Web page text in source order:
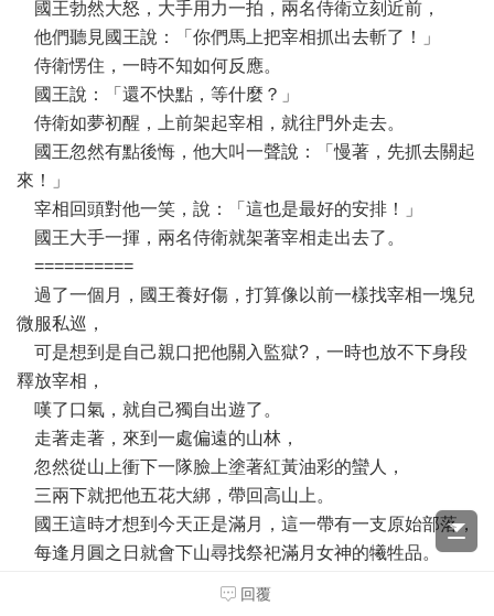
國王勃然大怒，大手用力一拍，兩名侍衛立刻近前，
他們聽見國王說：「你們馬上把宰相抓出去斬了！」
侍衛愣住，一時不知如何反應。
國王說：「還不快點，等什麼？」
侍衛如夢初醒，上前架起宰相，就往門外走去。
國王忽然有點後悔，他大叫一聲說：「慢著，先抓去關起
來！」
宰相回頭對他一笑，說：「這也是最好的安排！」
國王大手一揮，兩名侍衛就架著宰相走出去了。
==========
過了一個月，國王養好傷，打算像以前一樣找宰相一塊兒
微服私巡，
可是想到是自己親口把他關入監獄?，一時也放不下身段
釋放宰相，
嘆了口氣，就自己獨自出遊了。
走著走著，來到一處偏遠的山林，
忽然從山上衝下一隊臉上塗著紅黃油彩的蠻人，
三兩下就把他五花大綁，帶回高山上。
國王這時才想到今天正是滿月，這一帶有一支原始部落，
每逢月圓之日就會下山尋找祭祀滿月女神的犧牲品。
回覆